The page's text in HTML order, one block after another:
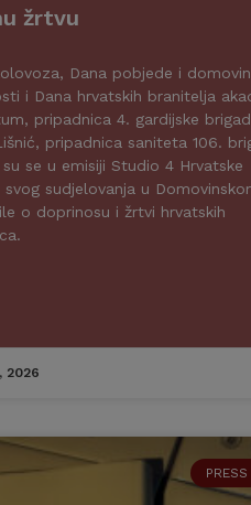
žrtvu
Dana pobjede i
i Dana hrvatskih branitelja
pripadnica 4. gardijske
pripadnica saniteta 106.
se u emisiji Studio 4 Hrvatske
svog sudjelovanja u
o doprinosu i žrtvi hrvatskih
2026